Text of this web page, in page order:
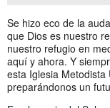
Se hizo eco de la
que Dios es nuestro
nuestro refugio en
aquí y ahora. Y
esta Iglesia
preparándonos un